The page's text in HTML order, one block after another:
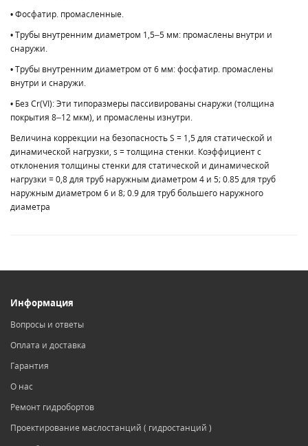
• Фосфатир. промасленные.
• Трубы внутренним диаметром 1,5–5 мм: промаслены внутри и
снаружи.
• Трубы внутренним диаметром от 6 мм: фосфатир. промаслены
внутри и снаружи.
• Без Cr(VI): Эти типоразмеры пассивированы снаружи (толщина
покрытия 8–12 мкм), и промаслены изнутри.
Величина коррекции на безопасность S = 1,5 для статической и
динамической нагрузки, s = толщина стенки. Коэффициент c
отклонения толщины стенки для статической и динамической
нагрузки = 0,8 для труб наружным диаметром 4 и 5; 0.85 для труб
наружным диаметром 6 и 8; 0.9 для труб большего наружного
диаметра
Информация
Вопросы и ответы
Оплата и доставка
Гарантия
О нас
Ремонт гидробортов
Проектирование маслостанций ( гидростанций )